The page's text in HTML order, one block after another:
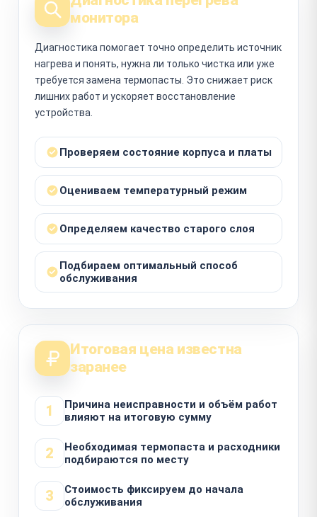
монитора
Диагностика помогает точно определить источник
нагрева и понять, нужна ли только чистка или уже
требуется замена термопасты. Это снижает риск
лишних работ и ускоряет восстановление
устройства.
Проверяем состояние корпуса и платы
Оцениваем температурный режим
Определяем качество старого слоя
Подбираем оптимальный способ
обслуживания
Итоговая цена известна
заранее
1
Причина неисправности и объём работ
влияют на итоговую сумму
2
Необходимая термопаста и расходники
подбираются по месту
3
Стоимость фиксируем до начала
обслуживания